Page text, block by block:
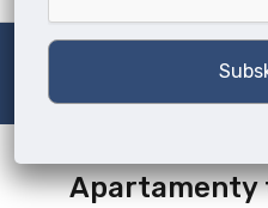
Apartamenty